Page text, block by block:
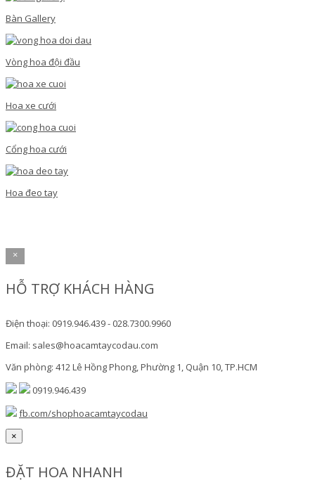
Bàn Gallery
Vòng hoa đội đầu
Hoa xe cưới
Cổng hoa cưới
Hoa đeo tay
×
HỖ TRỢ KHÁCH HÀNG
Điện thoại: 0919.946.439 - 028.7300.9960
Email: sales@hoacamtaycodau.com
Văn phòng: 412 Lê Hồng Phong, Phường 1, Quận 10, TP.HCM
0919.946.439
fb.com/shophoacamtaycodau
×
ĐẶT HOA NHANH